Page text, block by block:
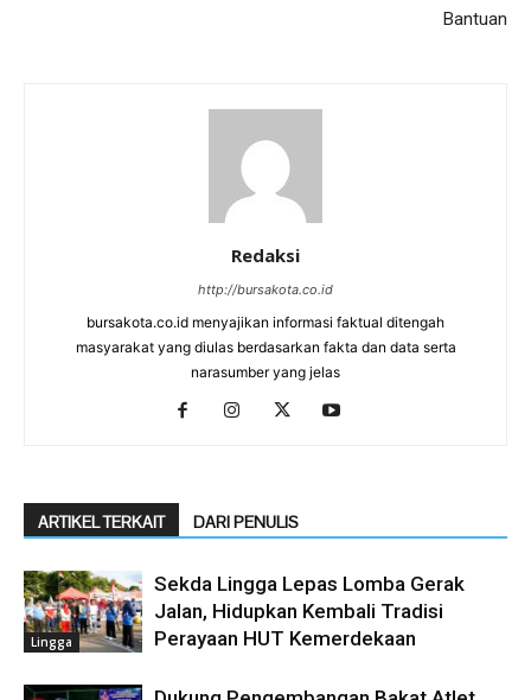
Bantuan
Redaksi
http://bursakota.co.id
bursakota.co.id menyajikan informasi faktual ditengah
masyarakat yang diulas berdasarkan fakta dan data serta
narasumber yang jelas
ARTIKEL TERKAIT DARI PENULIS
Lingga
Sekda Lingga Lepas Lomba Gerak
Jalan, Hidupkan Kembali Tradisi
Perayaan HUT Kemerdekaan